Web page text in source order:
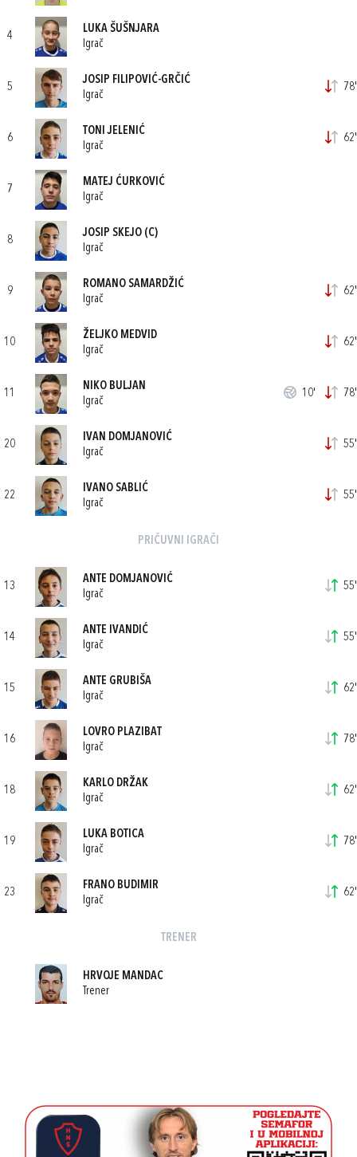
4
LUKA ŠUŠNJARA
Igrač
5
JOSIP FILIPOVIĆ-GRČIĆ
Igrač
78'
6
TONI JELENIĆ
Igrač
62'
7
MATEJ ĆURKOVIĆ
Igrač
8
JOSIP SKEJO (C)
Igrač
9
ROMANO SAMARDŽIĆ
Igrač
62'
10
ŽELJKO MEDVID
Igrač
62'
11
NIKO BULJAN
Igrač
10' 78'
20
IVAN DOMJANOVIĆ
Igrač
55'
22
IVANO SABLIĆ
Igrač
55'
PRIČUVNI IGRAČI
13
ANTE DOMJANOVIĆ
Igrač
55'
14
ANTE IVANDIĆ
Igrač
55'
15
ANTE GRUBIŠA
Igrač
62'
16
LOVRO PLAZIBAT
Igrač
78'
18
KARLO DRŽAK
Igrač
62'
19
LUKA BOTICA
Igrač
78'
23
FRANO BUDIMIR
Igrač
62'
TRENER
HRVOJE MANDAC
Trener